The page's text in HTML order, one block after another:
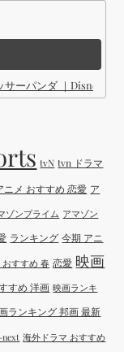
サーパンダ ｜Disney (
tvN tvn ドラマ
ニメ おすすめ 恋愛 ア
ゾンプライム アマゾン
ランキング 今期 アニ
すすめ 春 恋愛 映画
すめ 洋画 映画ランキ
ランキング 邦画 最新
next 海外ドラマ おすすめ